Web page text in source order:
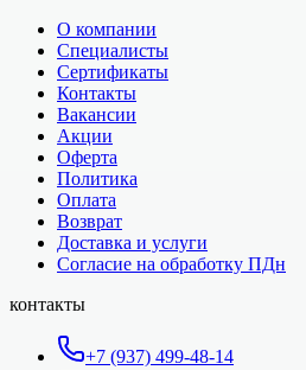
О компании
Специалисты
Сертификаты
Контакты
Вакансии
Акции
Оферта
Политика
Оплата
Возврат
Доставка и услуги
Согласие на обработку ПДн
контакты
+7 (937) 499-48-14